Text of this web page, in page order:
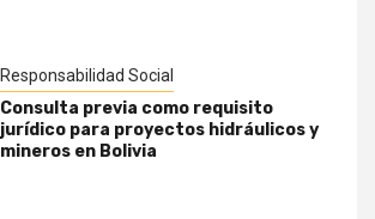
Responsabilidad Social
Consulta previa como requisito
jurídico para proyectos hidráulicos y
mineros en Bolivia